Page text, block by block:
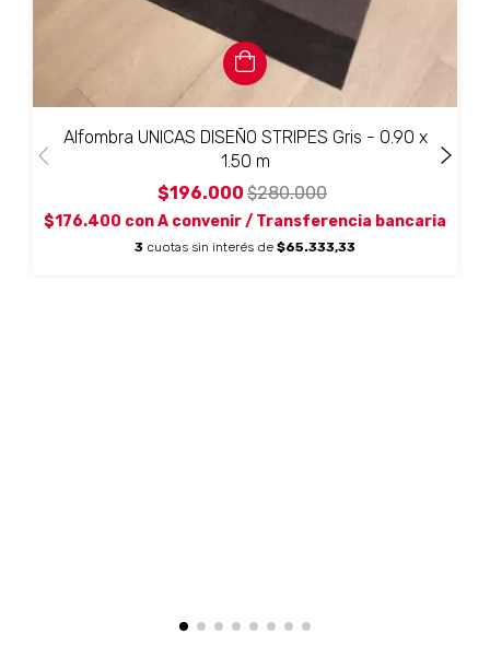
Alfombra UNICAS DISEÑO STRIPES Gris - 0.90 x
1.50 m
$196.000 $280.000
$176.400 conA convenir / Transferencia bancaria
3 cuotas sin interés de $65.333,33